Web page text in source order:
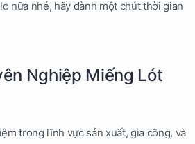
nữa nhé, hãy dành một chút thời gian
Nghiệp Miếng Lót
trong lĩnh vực sản xuất, gia công, và